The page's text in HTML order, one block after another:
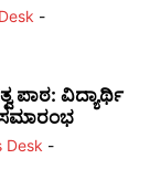
-
ಪಾಠ: ವಿದ್ಯಾರ್ಥಿ
Desk -